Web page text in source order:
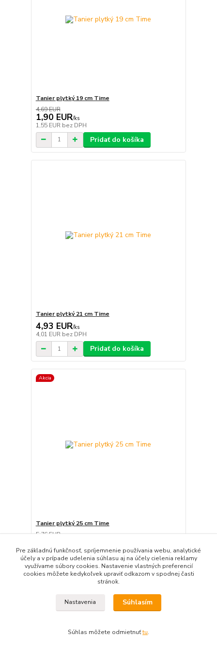
Tanier plytký 19 cm Time
4,69 EUR
1,90 EUR/ks
1,55 EUR bez DPH
Pridať do košíka
Tanier plytký 21 cm Time
4,93 EUR/ks
4,01 EUR bez DPH
Pridať do košíka
Akcia
Tanier plytký 25 cm Time
5,76 EUR
2,03 EURbez DPH
Pridať do košíka
Pre základnú funkčnosť, spríjemnenie používania webu, analytické
účely a v prípade udelenia súhlasu aj na účely cielenia reklamy
využívame súbory cookies. Nastavenie vlastných preferencií
cookies môžete kedykoľvek upraviť odkazom v spodnej časti
stránok.
Nastavenia Súhlasím
Súhlas môžete odmietnuťtu.